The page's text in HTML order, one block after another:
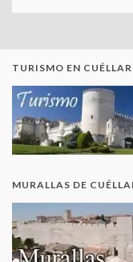
TURISMO EN CUÉLLAR
MURALLAS DE